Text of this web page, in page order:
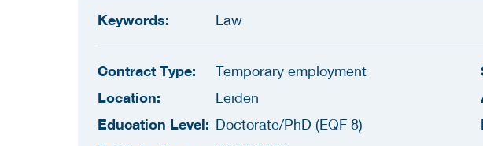
Keywords: Law
Contract Type: Temporary employment
Location: Leiden
Education Level: Doctorate/PhD (EQF 8)